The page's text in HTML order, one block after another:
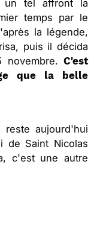
un tel affront la
temps par le
la légende,
puis il décida
novembre. C'est
que la belle
aujourd'hui
de Saint Nicolas
c'est une autre